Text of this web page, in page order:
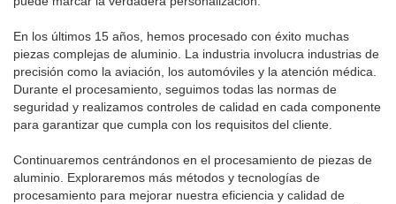
En los últimos 15 años, hemos procesado con éxito muchas
piezas complejas de aluminio. La industria involucra industrias de
precisión como la aviación, los automóviles y la atención médica.
Durante el procesamiento, seguimos todas las normas de
seguridad y realizamos controles de calidad en cada componente
para garantizar que cumpla con los requisitos del cliente.
Continuaremos centrándonos en el procesamiento de piezas de
aluminio. Exploraremos más métodos y tecnologías de
procesamiento para mejorar nuestra eficiencia y calidad de